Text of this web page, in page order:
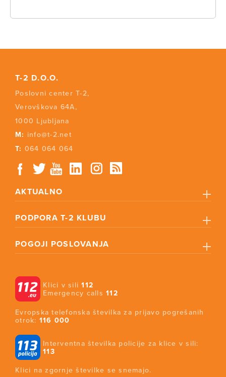
T-2 D.O.O.
Poslovni center T-2,
Verovškova 64A,
1000 Ljubljana
M: info@t-2.net
T: 064 064 064
AKTUALNO
PODPORA T-2 KLUBU
POGOJI POSLOVANJA
Klici v sili112
Emergency calls112
Evropska telefonska številka za prijavo pogrešanih
otrok: 116 000
Interventna številka policije za klice v sili:
113
Klici na zgornje številke se snemajo.